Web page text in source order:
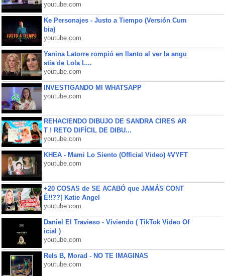
youtube.com
Ke Personajes - Justo a Tiempo (Versión Cum
bia)
youtube.com
Yanina Latorre rompió en llanto al ver la angu
stia de Lola L...
youtube.com
INVESTIGANDO MI WHATSAPP
youtube.com
REHACIENDO DIBUJO DE SANDRA CIRES AR
T ! RETO DIFÍCIL DE DIBU...
youtube.com
KHEA - Mami Lo Siento (Official Video) #VYFT
youtube.com
+20 COSAS de SE ACABÓ que JAMÁS CONT
É!!??| Katie Angel
youtube.com
Daniel El Travieso - Viviendo ( TikTok Video Of
icial )
youtube.com
Rels B, Morad - NO TE IMAGINAS
youtube.com